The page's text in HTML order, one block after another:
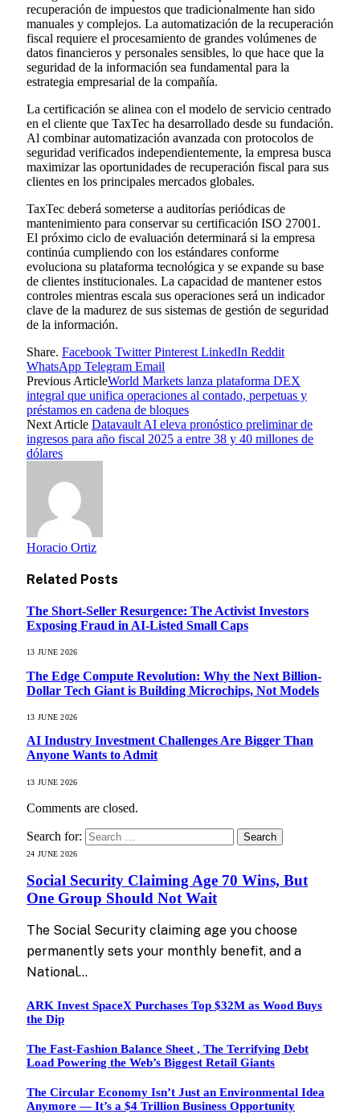
recuperación de impuestos que tradicionalmente han sido
manuales y complejos. La automatización de la recuperación
fiscal requiere el procesamiento de grandes volúmenes de
datos financieros y personales sensibles, lo que hace que la
seguridad de la información sea fundamental para la
estrategia empresarial de la compañía.
La certificación se alinea con el modelo de servicio centrado
en el cliente que TaxTec ha desarrollado desde su fundación.
Al combinar automatización avanzada con protocolos de
seguridad verificados independientemente, la empresa busca
maximizar las oportunidades de recuperación fiscal para sus
clientes en los principales mercados globales.
TaxTec deberá someterse a auditorías periódicas de
mantenimiento para conservar su certificación ISO 27001.
El próximo ciclo de evaluación determinará si la empresa
continúa cumpliendo con los estándares conforme
evoluciona su plataforma tecnológica y se expande su base
de clientes institucionales. La capacidad de mantener estos
controles mientras escala sus operaciones será un indicador
clave de la madurez de sus sistemas de gestión de seguridad
de la información.
Share. Facebook Twitter Pinterest LinkedIn Reddit
WhatsApp Telegram Email
Previous ArticleWorld Markets lanza plataforma DEX
integral que unifica operaciones al contado, perpetuas y
préstamos en cadena de bloques
Next Article Datavault AI eleva pronóstico preliminar de
ingresos para año fiscal 2025 a entre 38 y 40 millones de
dólares
Horacio Ortiz
Related Posts
The Short-Seller Resurgence: The Activist Investors
Exposing Fraud in AI-Listed Small Caps
13 JUNE 2026
The Edge Compute Revolution: Why the Next Billion-
Dollar Tech Giant is Building Microchips, Not Models
13 JUNE 2026
AI Industry Investment Challenges Are Bigger Than
Anyone Wants to Admit
13 JUNE 2026
Comments are closed.
Search for:
24 JUNE 2026
Social Security Claiming Age 70 Wins, But
One Group Should Not Wait
The Social Security claiming age you choose
permanently sets your monthly benefit, and a
National…
ARK Invest SpaceX Purchases Top $32M as Wood Buys
the Dip
The Fast-Fashion Balance Sheet , The Terrifying Debt
Load Powering the Web’s Biggest Retail Giants
The Circular Economy Isn’t Just an Environmental Idea
Anymore — It’s a $4 Trillion Business Opportunity